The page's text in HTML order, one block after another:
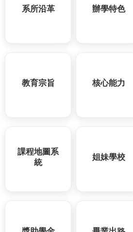
系所沿革 辦學特色
教育宗旨 核心能力
課程地圖系
統
姐妹學校